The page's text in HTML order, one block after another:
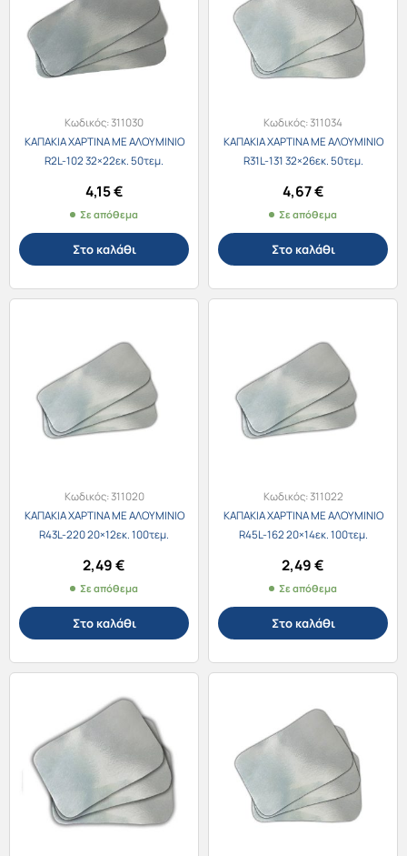
Κωδικός:311030
ΚΑΠΑΚΙΑ ΧΑΡΤΙΝΑ ΜΕ ΑΛΟΥΜΙΝΙΟ
R2L-102 32×22εκ. 50τεμ.
4,15€
Σε απόθεμα
Στο καλάθι
Κωδικός:311034
ΚΑΠΑΚΙΑ ΧΑΡΤΙΝΑ ΜΕ ΑΛΟΥΜΙΝΙΟ
R31L-131 32×26εκ. 50τεμ.
4,67€
Σε απόθεμα
Στο καλάθι
Κωδικός:311020
ΚΑΠΑΚΙΑ ΧΑΡΤΙΝΑ ΜΕ ΑΛΟΥΜΙΝΙΟ
R43L-220 20×12εκ. 100τεμ.
2,49€
Σε απόθεμα
Στο καλάθι
Κωδικός:311022
ΚΑΠΑΚΙΑ ΧΑΡΤΙΝΑ ΜΕ ΑΛΟΥΜΙΝΙΟ
R45L-162 20×14εκ. 100τεμ.
2,49€
Σε απόθεμα
Στο καλάθι